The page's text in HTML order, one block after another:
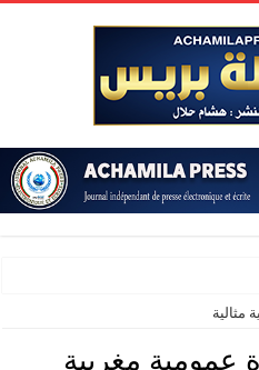
محم
مثالية
عمومية مغربية